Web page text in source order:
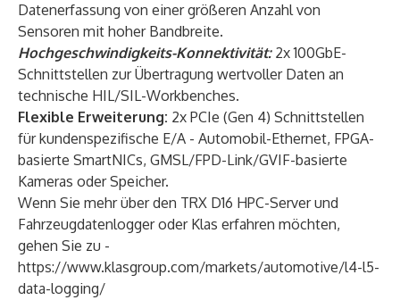
Datenerfassung von einer größeren Anzahl von
Sensoren mit hoher Bandbreite.
Hochgeschwindigkeits-Konnektivität: 2x 100GbE-
Schnittstellen zur Übertragung wertvoller Daten an
technische HIL/SIL-Workbenches.
Flexible Erweiterung: 2x PCIe (Gen 4) Schnittstellen
für kundenspezifische E/A - Automobil-Ethernet, FPGA-
basierte SmartNICs, GMSL/FPD-Link/GVIF-basierte
Kameras oder Speicher.
Wenn Sie mehr über den TRX D16 HPC-Server und
Fahrzeugdatenlogger oder Klas erfahren möchten,
gehen Sie zu -
https://www.klasgroup.com/markets/automotive/l4-l5-
data-logging/